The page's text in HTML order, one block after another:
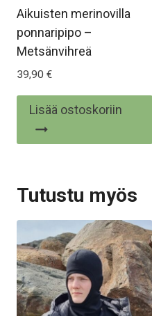
Aikuisten merinovilla
ponnaripipo –
Metsänvihreä
39,90 €
Lisää ostoskoriin
Tutustu myös